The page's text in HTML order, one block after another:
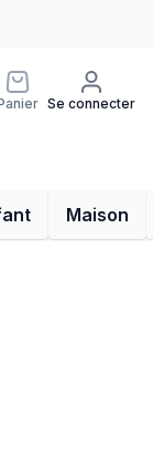
Se connecter
Maison